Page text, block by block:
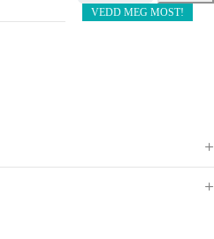
VEDD MEG MOST!